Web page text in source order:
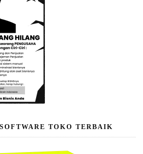
TOKO TERBAIK